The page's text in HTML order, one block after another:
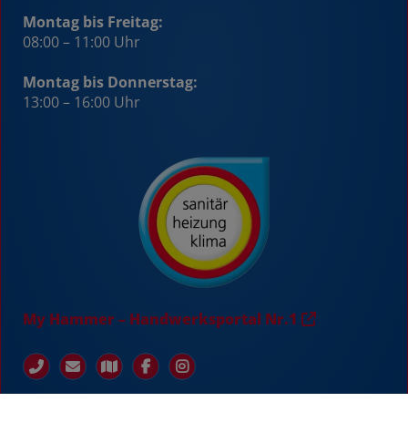
Montag bis Freitag:
08:00 – 11:00 Uhr
Montag bis Donnerstag:
13:00 – 16:00 Uhr
My Hammer – Handwerksportal Nr.1